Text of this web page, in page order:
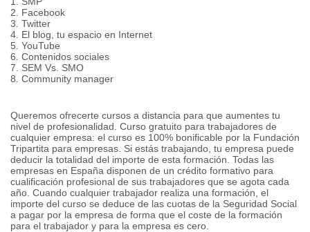
2. Facebook
3. Twitter
4. El blog, tu espacio en Internet
5. YouTube
6. Contenidos sociales
7. SEM Vs. SMO
8. Community manager
Queremos ofrecerte cursos a distancia para que aumentes tu
nivel de profesionalidad. Curso gratuito para trabajadores de
cualquier empresa: el curso es 100% bonificable por la Fundación
Tripartita para empresas. Si estás trabajando, tu empresa puede
deducir la totalidad del importe de esta formación. Todas las
empresas en España disponen de un crédito formativo para
cualificación profesional de sus trabajadores que se agota cada
año. Cuando cualquier trabajador realiza una formación, el
importe del curso se deduce de las cuotas de la Seguridad Social
a pagar por la empresa de forma que el coste de la formación
para el trabajador y para la empresa es cero.